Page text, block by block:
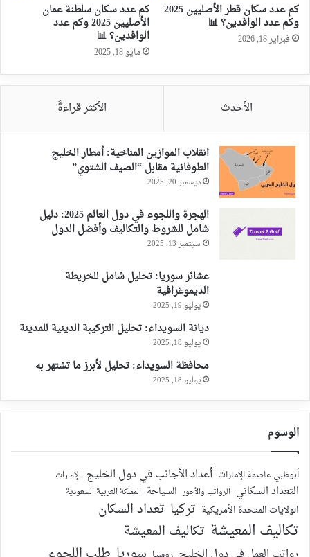
كم عدد سكان قطر الأصليين 2025
وكم عدد الوافدين؟ 📊
فبراير 18, 2026
كم عدد سكان سلطنة عمان
الأصليين 2025 وكم عدد
الوافدين؟ 📊
مايو 18, 2025
الأحدث الأكثر قراءةً
انقلاب الموازين المناخية: أمطار الخليج
الطوفانية مقابل “الصيف الشتوي”
ديسمبر 20, 2025
الهجرة واللجوء في دول العالم 2025: دليل
شامل للشروط والتكاليف وأفضل الدول
سبتمبر 13, 2025
عشائر سوريا: تحليل شامل للخريطة
الديموغرافية
يوليو 19, 2025
ديانة السويداء: تحليل التركيبة الدينية للمدينة
يوليو 18, 2025
محافظة السويداء: تحليل لأبرز ما تشتهر به
يوليو 18, 2025
الوسوم
أبوظبي عاصمة الإمارات أعداد الأجانب في دول الخليج الإمارات
التعداد السكاني الرواتب والأجور السياحة المملكة العربية السعودية
الولايات المتحدة الأمريكية تركيا تعداد السكان
تكاليف المعيشة تكاليف المعيشة